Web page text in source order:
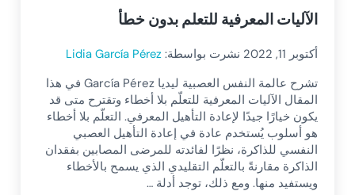
الآليات المعرفية للتعلم بدون خطأ
أكتوبر 11, 2022 نشرت بواسطة:Lidia García Pérez
تشرح عالمة النفس العصبية ليديا García Pérez في هذا
المقال الآليات المعرفية للتعلّم بلا أخطاء وتقترح متى قد
يكون خيارًا جيدًا لإعادة التأهيل المعرفي. التعلّم بلا أخطاء
هو أسلوب يُستخدم عادة في إعادة التأهيل العصبي
النفسي للذاكرة، نظرًا لفائدته للمرضى المصابين بفقدان
الذاكرة مقارنةً بالتعلّم التقليدي الذي يسمح بالأخطاء
ويستفيد منها. ومع ذلك، توجد أدلة …